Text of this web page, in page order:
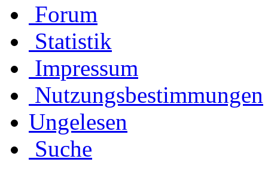
Forum
Statistik
Impressum
Nutzungsbestimmungen
Ungelesen
Suche